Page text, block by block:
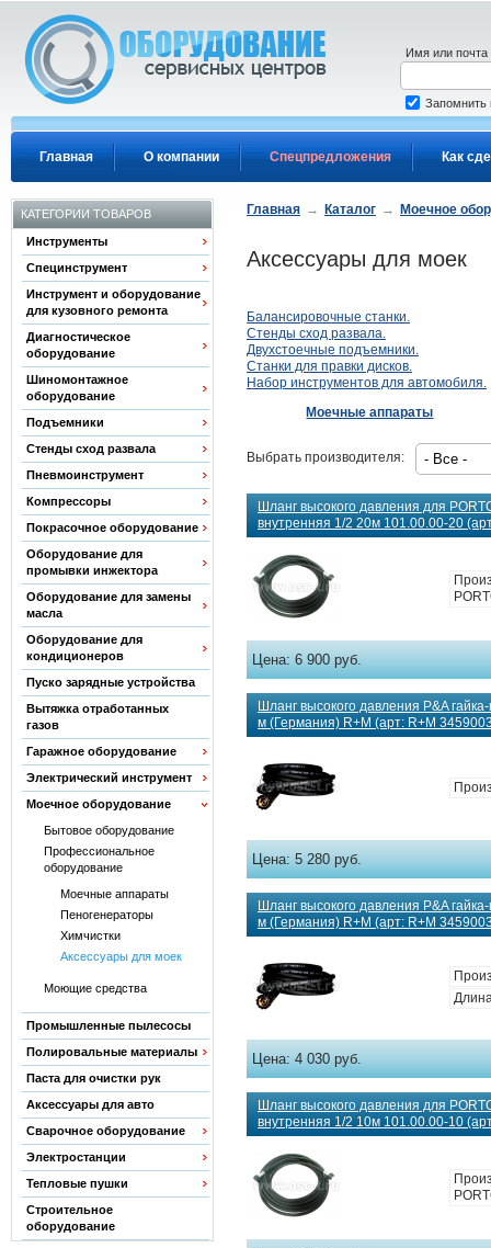
Главная О компании Спецпредложения Как
Имя или почта
Запомнить
КАТЕГОРИИ ТОВАРОВ
Инструменты
Специнструмент
Инструмент и оборудование
для кузовного ремонта
Диагностическое
оборудование
Шиномонтажное
оборудование
Подъемники
Стенды сход развала
Пневмоинструмент
Компрессоры
Покрасочное оборудование
Оборудование для
промывки инжектора
Оборудование для замены
масла
Оборудование для
кондиционеров
Пуско зарядные устройства
Вытяжка отработанных
газов
Гаражное оборудование
Электрический инструмент
Моечное оборудование
Бытовое оборудование
Профессиональное
оборудование
Моечные аппараты
Пеногенераторы
Химчистки
Аксессуары для моек
Моющие средства
Промышленные пылесосы
Полировальные материалы
Паста для очистки рук
Аксессуары для авто
Сварочное оборудование
Электростанции
Тепловые пушки
Строительное
оборудование
Главная → Каталог → Моечное
Аксессуары для моек
Балансировочные станки.
Стенды сход развала.
Двухстоечные подъемники.
Станки для правки дисков.
Набор инструментов для автомобиля.
Моечные аппараты
Выбрать производителя:
Шланг высокого давления для
внутренняя 1/2 20м 101.00.00-20
Цена:6 900 руб.
Шланг высокого давления P&A
м (Германия) R+M (арт: R+M
Цена:5 280 руб.
Шланг высокого давления P&A
м (Германия) R+M (арт: R+M
Цена:4 030 руб.
Шланг высокого давления для
внутренняя 1/2 10м 101.00.00-10